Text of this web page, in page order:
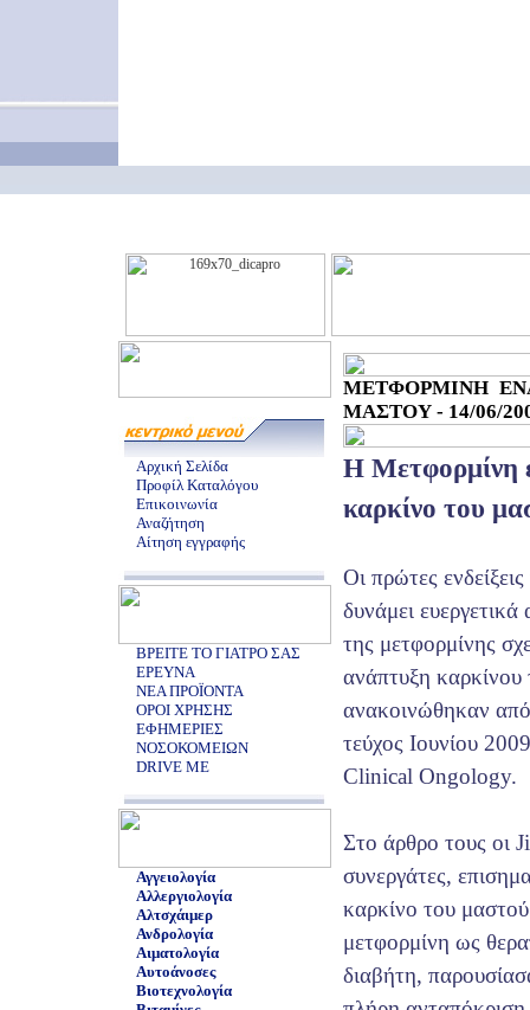
Αρχική Σελίδα
Προφίλ Καταλόγου
Επικοινωνία
Αναζήτηση
Αίτηση εγγραφής
ΒΡΕΙΤΕ ΤΟ ΓΙΑΤΡΟ ΣΑΣ
ΕΡΕΥΝΑ
ΝΕΑ ΠΡΟΪΟΝΤΑ
ΟΡΟΙ ΧΡΗΣΗΣ
ΕΦΗΜΕΡΙΕΣ
ΝΟΣΟΚΟΜΕΙΩΝ
DRIVE ME
Αγγειολογία
Αλλεργιολογία
Αλτσχάιμερ
Ανδρολογία
Αιματολογία
Αυτοάνοσες
Βιοτεχνολογία
ΜΕΤΦΟΡΜΙΝΗ
ΜΑΣΤΟΥ - 14/06/
Η Μετφορμίνη
καρκίνο του
Οι πρώτες
δυνάμει
της μετφορμίνης
ανάπτυξη
ανακοινώθηκαν
τεύχος Ιουνίου
Clinical Ongology.
Στο άρθρο τους οι
συνεργάτες,
καρκίνο του
μετφορμίνη ως
διαβήτη,